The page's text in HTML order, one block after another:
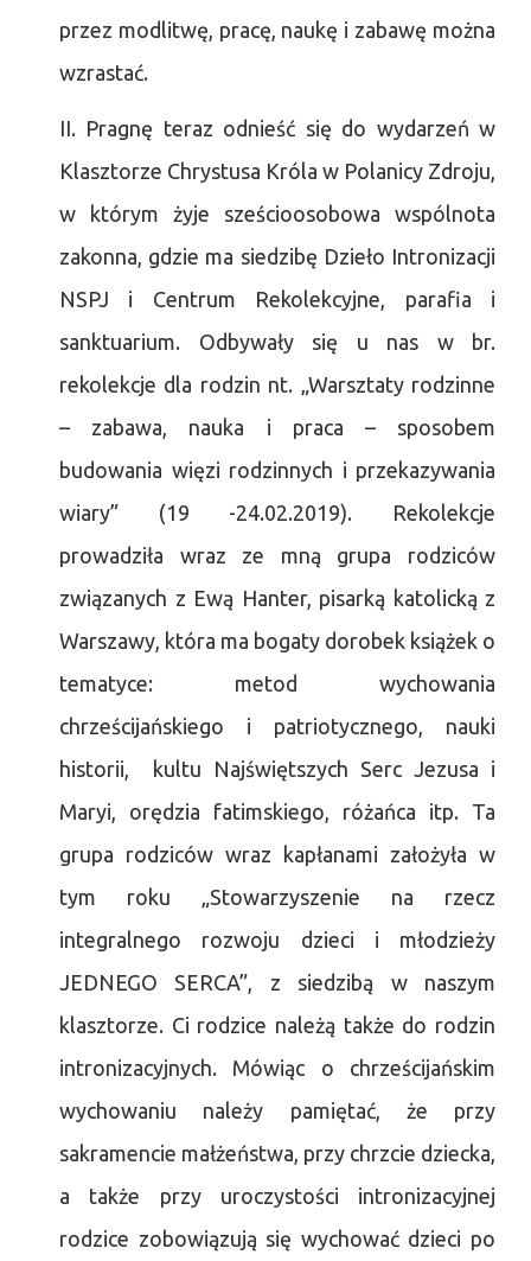
przez modlitwę, pracę, naukę i zabawę można
wzrastać.
II. Pragnę teraz odnieść się do wydarzeń w
Klasztorze Chrystusa Króla w Polanicy Zdroju,
w którym żyje sześcioosobowa wspólnota
zakonna, gdzie ma siedzibę Dzieło Intronizacji
NSPJ i Centrum Rekolekcyjne, parafia i
sanktuarium. Odbywały się u nas w br.
rekolekcje dla rodzin nt. „Warsztaty rodzinne
– zabawa, nauka i praca – sposobem
budowania więzi rodzinnych i przekazywania
wiary” (19 -24.02.2019). Rekolekcje
prowadziła wraz ze mną grupa rodziców
związanych z Ewą Hanter, pisarką katolicką z
Warszawy, która ma bogaty dorobek książek o
tematyce: metod wychowania
chrześcijańskiego i patriotycznego, nauki
historii, kultu Najświętszych Serc Jezusa i
Maryi, orędzia fatimskiego, różańca itp. Ta
grupa rodziców wraz kapłanami założyła w
tym roku „Stowarzyszenie na rzecz
integralnego rozwoju dzieci i młodzieży
JEDNEGO SERCA”, z siedzibą w naszym
klasztorze. Ci rodzice należą także do rodzin
intronizacyjnych. Mówiąc o chrześcijańskim
wychowaniu należy pamiętać, że przy
sakramencie małżeństwa, przy chrzcie dziecka,
a także przy uroczystości intronizacyjnej
rodzice zobowiązują się wychować dzieci po